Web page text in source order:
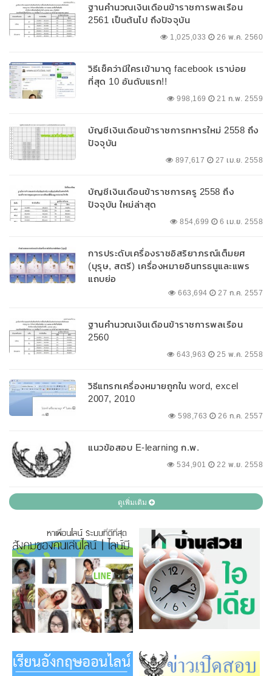
ฐานคำนวณเงินเดือนข้าราชการพลเรือน
2561 เป็นต้นไป ถึงปัจจุบัน
1,025,033 26 พ.ค. 2560
วิธีเช็คว่ามีใครเข้ามาดู facebook เราบ่อย
ที่สุด 10 อันดับแรก!!
998,169 21 ก.พ. 2559
บัญชีเงินเดือนข้าราชการทหารใหม่ 2558 ถึง
ปัจจุบัน
897,617 27 เม.ย. 2558
บัญชีเงินเดือนข้าราชการครู 2558 ถึง
ปัจจุบัน ใหม่ล่าสุด
854,699 6 เม.ย. 2558
การประดับเครื่องราชอิสริยาภรณ์เต็มยศ
(บุรุษ, สตรี) เครื่องหมายอินทรธนูและแพร
แถบย่อ
663,694 27 ก.ค. 2557
ฐานคำนวณเงินเดือนข้าราชการพลเรือน
2560
643,963 25 พ.ค. 2558
วิธีแทรกเครื่องหมายถูกใน word, excel
2007, 2010
598,763 26 ก.ค. 2557
แนวข้อสอบ E-learning ก.พ.
534,901 22 พ.ย. 2558
ดูเพิ่มเติม